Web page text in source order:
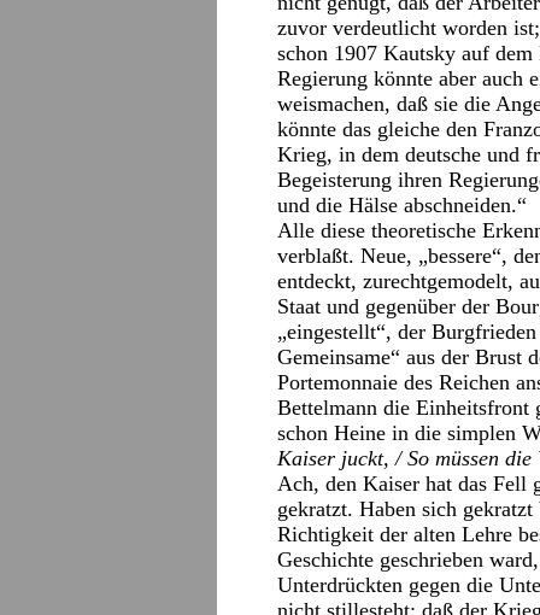
zuvor verdeutlicht worden
schon 1907 Kautsky auf dem
Regierung könnte aber auch
weismachen, daß sie die
könnte das gleiche den
Krieg, in dem deutsche und
Begeisterung ihren
und die Hälse abschneiden.“
Alle diese theoretische
verblaßt. Neue, „bessere“,
entdeckt, zurechtgemodelt,
Staat und gegenüber der
„eingestellt“, der
Gemeinsame“ aus der Brust
Portemonnaie des Reichen
Bettelmann die Einheitsfront
schon Heine in die simplen
Kaiser juckt, / So müssen
Ach, den Kaiser hat das Fell
gekratzt. Haben sich
Richtigkeit der alten Lehre
Geschichte geschrieben
Unterdrückten gegen die
nicht stillesteht; daß der